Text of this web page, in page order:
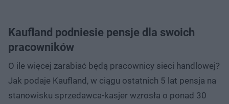
Kaufland podniesie pensje dla swoich
pracowników
O ile więcej zarabiać będą pracownicy sieci handlowej?
Jak podaje Kaufland, w ciągu ostatnich 5 lat pensja na
stanowisku sprzedawca-kasjer wzrosła o ponad 30